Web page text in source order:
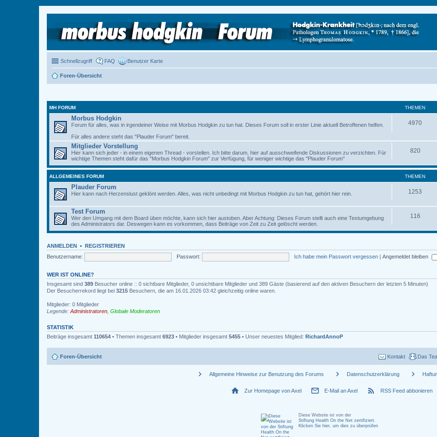
Schnellzugriff FAQ Benutzer Karte
Foren-Übersicht
MH FORUM THEMEN
Morbus Hodgkin
Forum für alles, was in irgendeiner Weise mit Morbus Hodgkin zu tun hat. Dieses Forum soll in erster Linie aktuell Betroffenen helfen.
Für alles andere steht das "Plauder Forum" bereit.
4970
Mitglieder Vorstellung
Hier kann sich jeder - in einem eigenen Thread - vorstellen. Ich bitte darum, hier auf ausschweifende Diskussionen zu verzichten. Für
wichtige Themen steht dafür das "Morbus Hodgkin Forum" zur Verfügung, für weniger wichtige das "Plauder Forum"
820
ALLGEMEINES FORUM THEMEN
Plauder Forum
Hier kann nach Herzenslust geklönt werden. Alles, was nicht unbedingt mit Morbus Hodgkin zu tun hat, gehört hier rein. 1253
Test Forum
Wer den Umgang mit dem Board üben möchte, kann sich hier austoben. Aber Achtung: Dieses Forum stellt auch eine Testumgebung
des Administrators dar. Deswegen kann es vorkommen, dass Beiträge von Zeit zu Zeit gelöscht werden.
116
ANMELDEN • REGISTRIEREN
Benutzername:
Passwort: Ich habe mein Passwort vergessen | Angemeldet bleiben
WER IST ONLINE?
Insgesamt sind 389 Besucher online :: 0 sichtbare Mitglieder, 0 unsichtbare Mitglieder und 389 Gäste (basierend auf den aktiven Besuchern der letzten 5 Minuten)
Der Besucherrekord liegt bei 3215 Besuchern, die am 16.01.2026 03:42 gleichzeitig online waren.
Mitglieder: 0 Mitglieder
Legende: Administratoren Globale Moderatoren
STATISTIK
Beiträge insgesamt 110654 • Themen insgesamt 6923 • Mitglieder insgesamt 5455 • Unser neuestes Mitglied: RichardAnnoP
Foren-Übersicht Das
Kontakt
chevron_right Allgemeine Hinweise zur Benutzung des Forums chevron_right Datenschutzerklärung chevron_right
home Zur Homepage von Axel mail_outline E-Mail an Axel rss_feed RSS Feed abbonieren
Diese Website ist von der
Stiftung Health On the Net zertifiziert.
Klicken Sie hier, um dies zu überprüfen